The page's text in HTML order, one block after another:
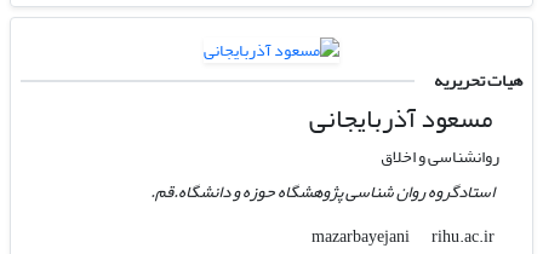
هیات تحریریه
مسعود آذربایجانی
روانشناسی و اخلاق
استادگروه روان شناسی پژوهشگاه حوزه و دانشگاه.قم.
mazarbayejani
rihu.ac.ir